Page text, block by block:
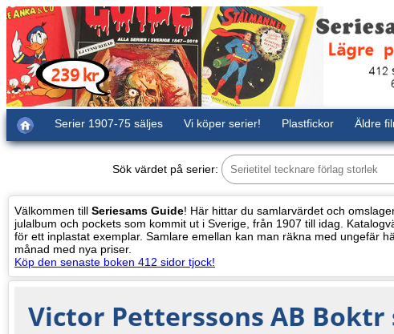
Serier 1907-75 säljes Vi köper serier! Plastfickor Äldre
Sök värdet på serier:
Välkommen till Seriesams Guide! Här hittar du samlarvärdet och
julalbum och pockets som kommit ut i Sverige, från 1907 till idag.
för ett inplastat exemplar. Samlare emellan kan man räkna med ungefär
månad med nya priser.
Köp den senaste boken 412 sidor tjock!
Victor Petterssons AB